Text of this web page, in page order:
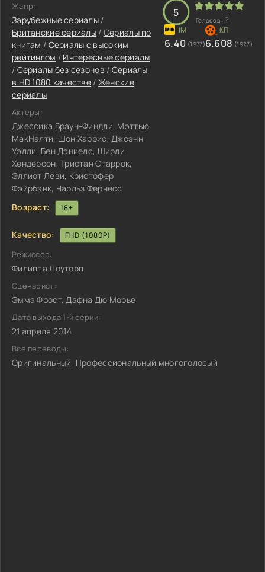
Жанр:
Зарубежные сериалы /
Британские сериалы / Сериалы по
книгам / Сериалы с высоким
рейтингом / Интересные сериалы
/ Сериалы без сезонов / Сериалы
в HD 1080 качестве / Женские
сериалы
Актеры:
Джессика Браун-Финдли, Мэттью
МакНалти, Шон Харрис, Джоэнн
Уэлли, Бен Дэниелс, Ширли
Хендерсон, Тристан Старрок,
Эллиот Леви, Кристофер
Фэйрбэнк, Чарльз Фернесс
Возраст:
18+
5
Голосов: 2
6.40 (1977)6.608 (1927)
Качество: FHD (1080P)
Режиссер:
Филиппа Лоуторп
Сценарист:
Эмма Фрост, Дафна Дю Морье
Дата выхода 1-й серии:
21 апреля 2014
Все переводы:
Оригинальный, Профессиональный многоголосый